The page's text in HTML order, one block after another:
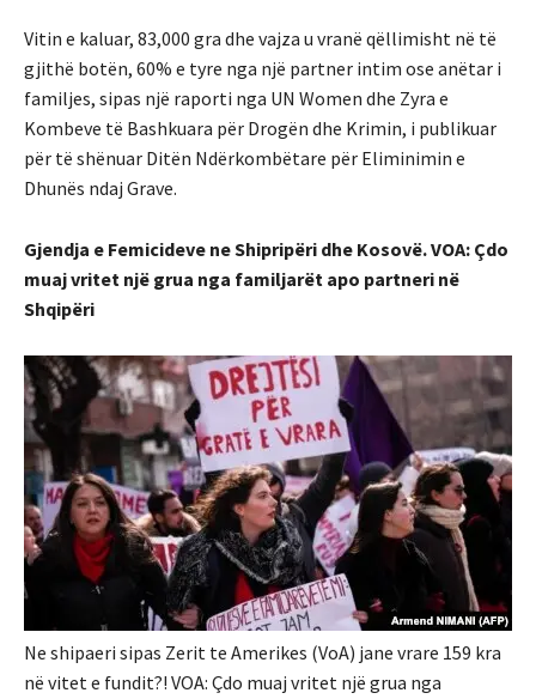
Vitin e kaluar, 83,000 gra dhe vajza u vranë qëllimisht në të
gjithë botën, 60% e tyre nga një partner intim ose anëtar i
familjes, sipas një raporti nga UN Women dhe Zyra e
Kombeve të Bashkuara për Drogën dhe Krimin, i publikuar
për të shënuar Ditën Ndërkombëtare për Eliminimin e
Dhunës ndaj Grave.
Gjendja e Femicideve ne Shipripëri dhe Kosovë. VOA: Çdo
muaj vritet një grua nga familjarët apo partneri në
Shqipëri
Ne shipaeri sipas Zerit te Amerikes (VoA) jane vrare 159 kra
në vitet e fundit?! VOA: Çdo muaj vritet një grua nga